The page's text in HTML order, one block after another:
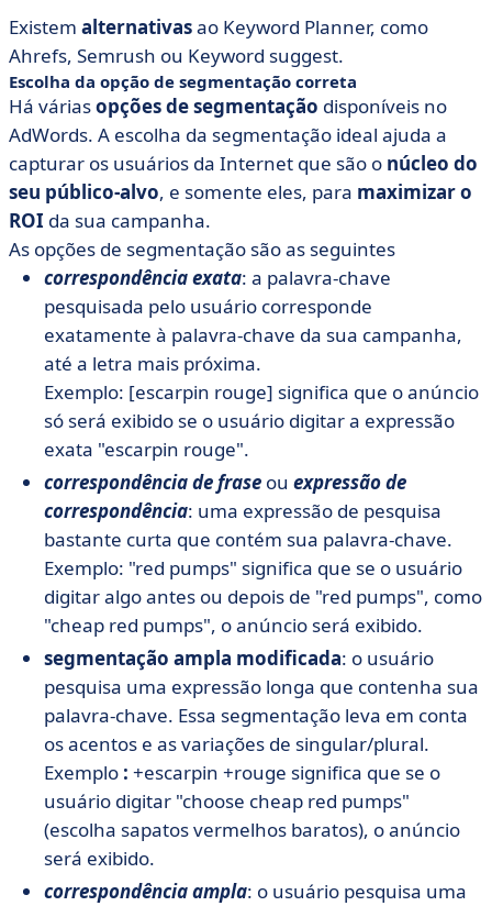
Existem alternativasao Keyword Planner, como
Ahrefs, Semrush ou Keyword suggest.
Escolha da opção de segmentação correta
Há váriasopções de segmentação disponíveis no
AdWords. A escolha da segmentação ideal ajuda a
capturar os usuários da Internet que são o núcleo do
seu público-alvo, e somente eles, para maximizar o
ROI da sua campanha.
As opções de segmentação são as seguintes
correspondência exata: a palavra-chave
pesquisada pelo usuário corresponde
exatamente à palavra-chave da sua campanha,
até a letra mais próxima.
Exemplo: [escarpin rouge] significa que o anúncio
só será exibido se o usuário digitar a expressão
exata "escarpin rouge".
correspondência de frase ou expressão de
correspondência: uma expressão de pesquisa
bastante curta que contém sua palavra-chave.
Exemplo: "red pumps" significa que se o usuário
digitar algo antes ou depois de "red pumps", como
"cheap red pumps", o anúncio será exibido.
segmentação ampla modificada: o usuário
pesquisa uma expressão longa que contenha sua
palavra-chave. Essa segmentação leva em conta
os acentos e as variações de singular/plural.
Exemplo : +escarpin +rouge significa que se o
usuário digitar "choose cheap red pumps"
(escolha sapatos vermelhos baratos), o anúncio
será exibido.
correspondência ampla: o usuário pesquisa uma